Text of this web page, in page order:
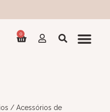
0
/ Acessórios de